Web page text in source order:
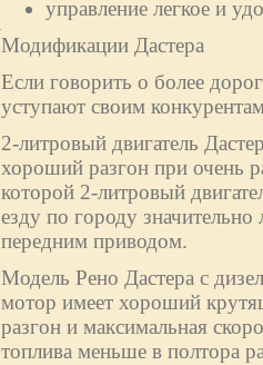
управление легкое и
Модификации Дастера
Если говорить о более
уступают своим
2-литровый двигатель
хороший разгон при очень
которой 2-литровый
езду по городу
передним приводом.
Модель Рено Дастера с
мотор имеет хороший
разгон и максимальная
топлива меньше в полтора